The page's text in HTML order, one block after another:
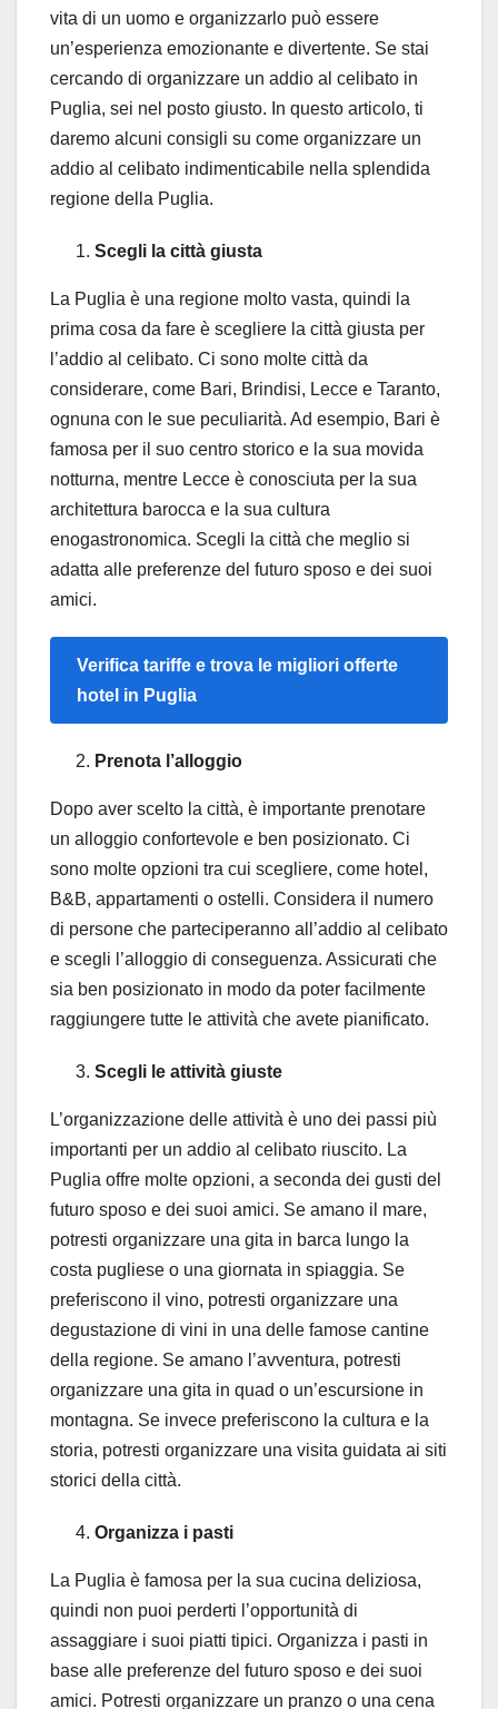
vita di un uomo e organizzarlo può essere
un’esperienza emozionante e divertente. Se stai
cercando di organizzare un addio al celibato in
Puglia, sei nel posto giusto. In questo articolo, ti
daremo alcuni consigli su come organizzare un
addio al celibato indimenticabile nella splendida
regione della Puglia.
Scegli la città giusta
La Puglia è una regione molto vasta, quindi la
prima cosa da fare è scegliere la città giusta per
l’addio al celibato. Ci sono molte città da
considerare, come Bari, Brindisi, Lecce e Taranto,
ognuna con le sue peculiarità. Ad esempio, Bari è
famosa per il suo centro storico e la sua movida
notturna, mentre Lecce è conosciuta per la sua
architettura barocca e la sua cultura
enogastronomica. Scegli la città che meglio si
adatta alle preferenze del futuro sposo e dei suoi
amici.
Verifica tariffe e trova le migliori offerte
hotel in Puglia
Prenota l’alloggio
Dopo aver scelto la città, è importante prenotare
un alloggio confortevole e ben posizionato. Ci
sono molte opzioni tra cui scegliere, come hotel,
B&B, appartamenti o ostelli. Considera il numero
di persone che parteciperanno all’addio al celibato
e scegli l’alloggio di conseguenza. Assicurati che
sia ben posizionato in modo da poter facilmente
raggiungere tutte le attività che avete pianificato.
Scegli le attività giuste
L’organizzazione delle attività è uno dei passi più
importanti per un addio al celibato riuscito. La
Puglia offre molte opzioni, a seconda dei gusti del
futuro sposo e dei suoi amici. Se amano il mare,
potresti organizzare una gita in barca lungo la
costa pugliese o una giornata in spiaggia. Se
preferiscono il vino, potresti organizzare una
degustazione di vini in una delle famose cantine
della regione. Se amano l’avventura, potresti
organizzare una gita in quad o un’escursione in
montagna. Se invece preferiscono la cultura e la
storia, potresti organizzare una visita guidata ai siti
storici della città.
Organizza i pasti
La Puglia è famosa per la sua cucina deliziosa,
quindi non puoi perderti l’opportunità di
assaggiare i suoi piatti tipici. Organizza i pasti in
base alle preferenze del futuro sposo e dei suoi
amici. Potresti organizzare un pranzo o una cena